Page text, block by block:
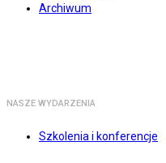
Archiwum
NASZE WYDARZENIA
Szkolenia i konferencje